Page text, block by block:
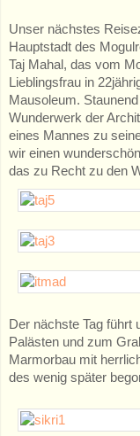
Unser nächstes
Hauptstadt des
Taj Mahal, das vom
Lieblingsfrau in
Mausoleum.
Wunderwerk der
eines Mannes zu
wir einen
das zu Recht zu den
Der nächste Tag führt
Palästen und zum
Marmorbau mit
des wenig später